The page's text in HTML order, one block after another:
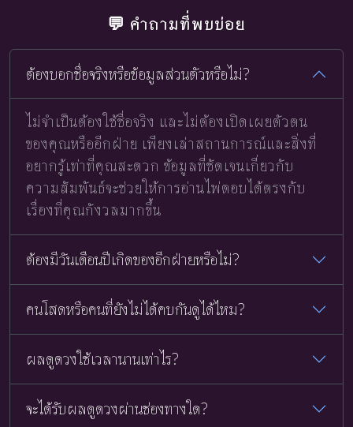
💬 คำถามที่พบบ่อย
ต้องบอกชื่อจริงหรือข้อมูลส่วนตัวหรือไม่?
ไม่จำเป็นต้องใช้ชื่อจริง และไม่ต้องเปิดเผยตัวตน
ของคุณหรืออีกฝ่าย เพียงเล่าสถานการณ์และสิ่งที่
อยากรู้เท่าที่คุณสะดวก ข้อมูลที่ชัดเจนเกี่ยวกับ
ความสัมพันธ์จะช่วยให้การอ่านไพ่ตอบได้ตรงกับ
เรื่องที่คุณกังวลมากขึ้น
ต้องมีวันเดือนปีเกิดของอีกฝ่ายหรือไม่?
คนโสดหรือคนที่ยังไม่ได้คบกันดูได้ไหม?
ผลดูดวงใช้เวลานานเท่าไร?
จะได้รับผลดูดวงผ่านช่องทางใด?